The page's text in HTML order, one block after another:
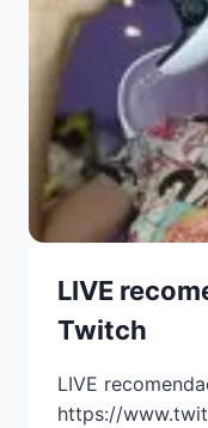
LIVE
Twitch
LIVE
https://